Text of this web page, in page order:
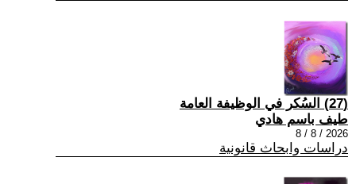
(27) السُكر في الوظيفة العامة
طيف باسم هادي
2026 / 8 / 8
دراسات وابحاث قانونية